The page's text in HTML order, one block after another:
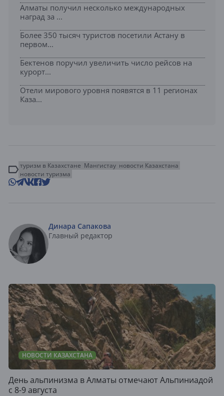
Алматы получил несколько международных
наград за ...
Более 350 тысяч туристов посетили Астану в
первом...
Бектенов поручил увеличить число рейсов на
курорт...
Отели мирового уровня появятся в 11 регионах
Каза...
туризм в Казахстане Мангистау новости Казахстана
новости туризма
Динара Сапакова
Главный редактор
НОВОСТИ КАЗАХСТАНА
День альпинизма в Алматы отмечают Альпиниадой
с 8-9 августа